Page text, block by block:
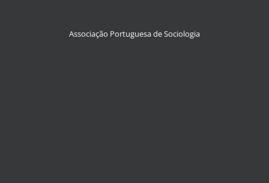
Associação Portuguesa de Sociologia